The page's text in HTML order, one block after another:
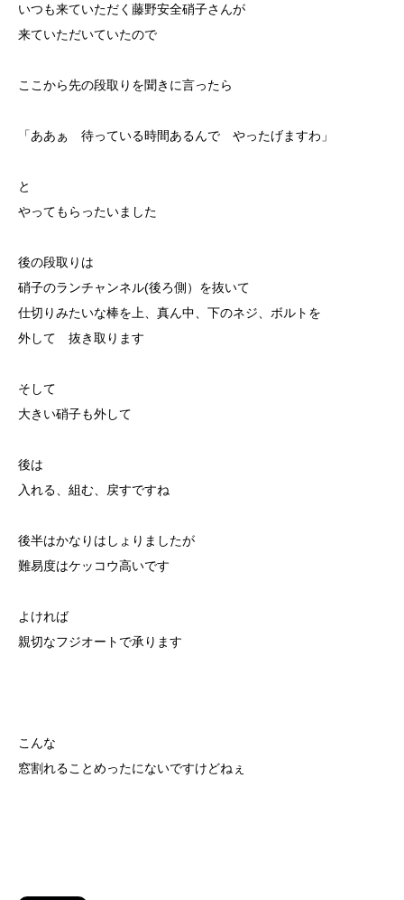
いつも来ていただく藤野安全硝子さんが
来ていただいていたので
ここから先の段取りを聞きに言ったら
「ああぁ 待っている時間あるんで やったげますわ」
と
やってもらったいました
後の段取りは
硝子のランチャンネル(後ろ側）を抜いて
仕切りみたいな棒を上、真ん中、下のネジ、ボルトを
外して 抜き取ります
そして
大きい硝子も外して
後は
入れる、組む、戻すですね
後半はかなりはしょりましたが
難易度はケッコウ高いです
よければ
親切なフジオートで承ります
こんな
窓割れることめったにないですけどねぇ